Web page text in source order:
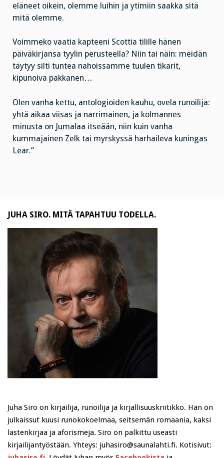
eläneet oikein, olemme luihin ja ytimiin saakka sitä
mitä olemme.
Voimmeko vaatia kapteeni Scottia tilille hänen
päiväkirjansa tyylin perusteella? Niin tai näin: meidän
täytyy silti tuntea nahoissamme tuulen tikarit,
kipunoiva pakkanen…
Olen vanha kettu, antologioiden kauhu, ovela runoilija:
yhtä aikaa viisas ja narrimainen, ja kolmannes
minusta on Jumalaa itseään, niin kuin vanha
kummajainen Zelk tai myrskyssä harhaileva kuningas
Lear.”
JUHA SIRO. MITÄ TAPAHTUU TODELLA.
Juha Siro on kirjailija, runoilija ja kirjallisuuskriitikko. Hän on
julkaissut kuusi runokokoelmaa, seitsemän romaania, kaksi
lastenkirjaa ja aforismeja. Siro on palkittu useasti
kirjailijantyöstään. Yhteys: juhasiro@saunalahti.fi. Kotisivut: